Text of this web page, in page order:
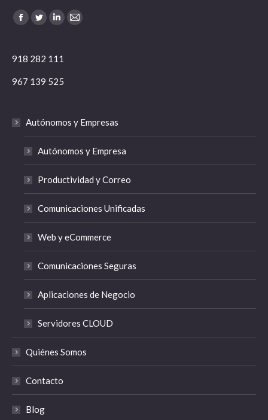
Encuéntranos en:
Facebook
TwitterLinkedin
Mail
918 282 111
967 139 525
Autónomos y Empresas
Autónomos y Empresa
Productividad y Correo
Comunicaciones Unificadas
Web y eCommerce
Comunicaciones Seguras
Aplicaciones de Negocio
Servidores CLOUD
Quiénes Somos
Contacto
Blog